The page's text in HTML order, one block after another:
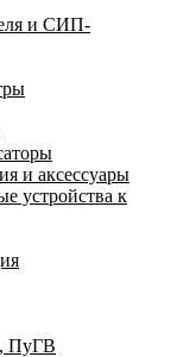
и СИП-
и аксессуары
устройства к
ПуГВ